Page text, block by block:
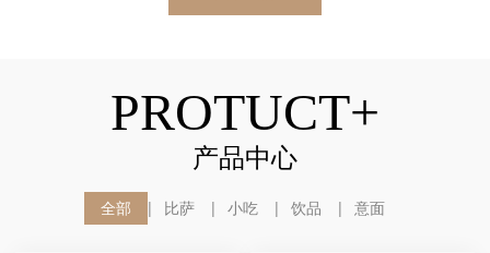
PROTUCT+
产品中心
全部 比萨 小吃 饮品 意面